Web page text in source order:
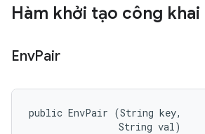
Hàm khởi tạo công khai
EnvPair
public EnvPair (String key,
                String val)